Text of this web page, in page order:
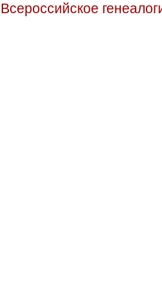
Всероссийское